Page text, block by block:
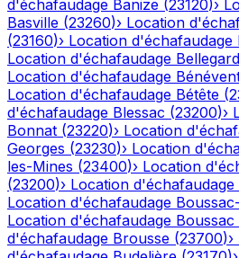
d'échafaudage Banize (23120)›
Basville (23260)› Location
(23160)› Location d'échafaudage
Location d'échafaudage
Location d'échafaudage
Location d'échafaudage Bétête (
d'échafaudage Blessac (23200)›
Bonnat (23220)› Location
Georges (23230)› Location
les-Mines (23400)› Location
(23200)› Location d'échafaudage
Location d'échafaudage
Location d'échafaudage Boussac
d'échafaudage Brousse (23700)›